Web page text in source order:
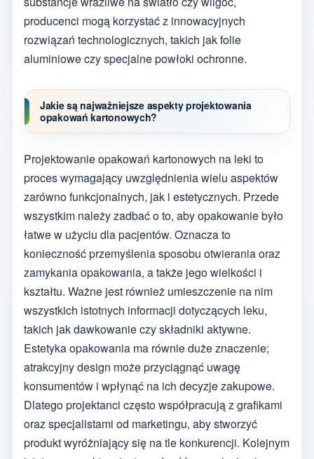
producenci mogą korzystać z innowacyjnych
rozwiązań technologicznych, takich jak folie
aluminiowe czy specjalne powłoki ochronne.
Jakie są najważniejsze aspekty projektowania
opakowań kartonowych?
Projektowanie opakowań kartonowych na leki to
proces wymagający uwzględnienia wielu aspektów
zarówno funkcjonalnych, jak i estetycznych. Przede
wszystkim należy zadbać o to, aby opakowanie było
łatwe w użyciu dla pacjentów. Oznacza to
konieczność przemyślenia sposobu otwierania oraz
zamykania opakowania, a także jego wielkości i
kształtu. Ważne jest również umieszczenie na nim
wszystkich istotnych informacji dotyczących leku,
takich jak dawkowanie czy składniki aktywne.
Estetyka opakowania ma równie duże znaczenie;
atrakcyjny design może przyciągnąć uwagę
konsumentów i wpłynąć na ich decyzje zakupowe.
Dlatego projektanci często współpracują z grafikami
oraz specjalistami od marketingu, aby stworzyć
produkt wyróżniający się na tle konkurencji. Kolejnym